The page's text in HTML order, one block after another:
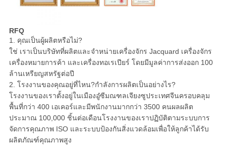
RFQ
1. คุณเป็นผู้ผลิตหรือไม่?
ใช่ เราเป็นบริษัทที่ผลิตและจำหน่ายเครื่องจักร Jacquard เครื่องจักร
เครื่องหมายการค้า และเครื่องทอเรเปียร์ โดยมีมูลค่าการส่งออก 100
ล้านเหรียญสหรัฐต่อปี
2. โรงงานของคุณอยู่ที่ไหน?กำลังการผลิตเป็นอย่างไร?
โรงงานของเราตั้งอยู่ในเมืองอู๋ซีมณฑลเจียงซูประเทศจีนครอบคลุม
พื้นที่กว่า 400 เอเคอร์และมีพนักงานมากกว่า 3500 คนผลผลิต
ประมาณ 100,000 ชิ้นต่อเดือนโรงงานของเราปฏิบัติตามระบบการ
จัดการคุณภาพ ISO และระบบป้องกันสิ่งแวดล้อมเพื่อให้ลูกค้าได้รับ
ผลิตภัณฑ์คุณภาพสูง